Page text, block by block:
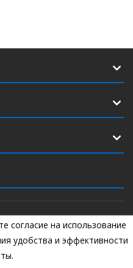
согласие на использование
удобства и эффективности
(925) 507-07-34, +7 (925) 507-